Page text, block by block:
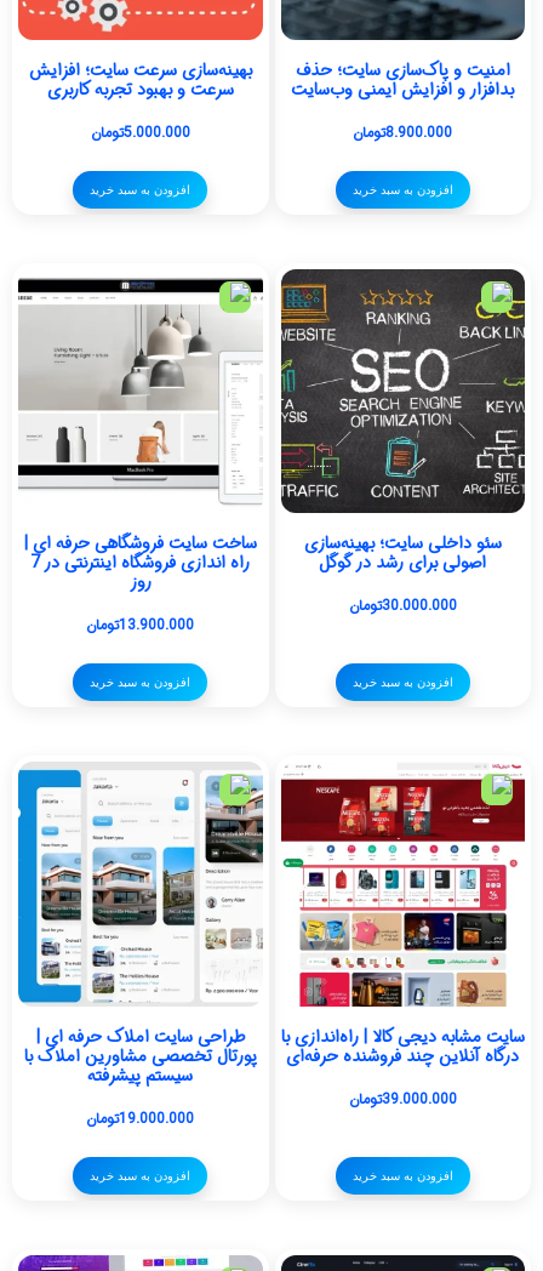
امنیت و پاک‌سازی سایت؛ حذف
بدافزار و افزایش ایمنی وب‌سایت
8.900.000تومان
افزودن به سبد خرید
بهینه‌سازی سرعت سایت؛ افزایش
سرعت و بهبود تجربه کاربری
5.000.000تومان
افزودن به سبد خرید
سئو داخلی سایت؛ بهینه‌سازی
اصولی برای رشد در گوگل
30.000.000تومان
افزودن به سبد خرید
ساخت سایت فروشگاهی حرفه ای |
راه اندازی فروشگاه اینترنتی در 7
روز
13.900.000تومان
افزودن به سبد خرید
سایت مشابه دیجی کالا | راه‌اندازی با
درگاه آنلاین چند فروشنده حرفه‌ای
39.000.000تومان
افزودن به سبد خرید
طراحی سایت املاک حرفه ای |
پورتال تخصصی مشاورین املاک با
سیستم پیشرفته
19.000.000تومان
افزودن به سبد خرید